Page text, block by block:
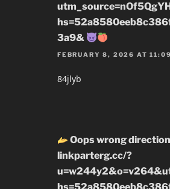
3a9&
FEBRUARY 8, 2026 AT
84jlyb
Oops wrong
linkparterg.cc/?